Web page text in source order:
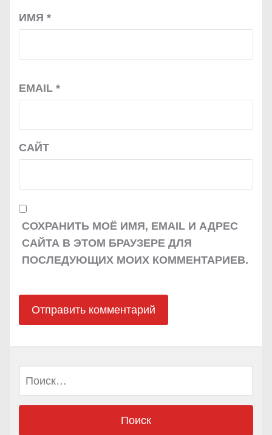
ИМЯ *
EMAIL *
САЙТ
СОХРАНИТЬ МОЁ ИМЯ, EMAIL И АДРЕС
САЙТА В ЭТОМ БРАУЗЕРЕ ДЛЯ
ПОСЛЕДУЮЩИХ МОИХ КОММЕНТАРИЕВ.